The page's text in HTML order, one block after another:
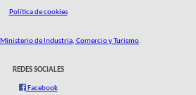
Política de cookies
Ministerio de Industria, Comercio y Turismo.
REDES SOCIALES
Facebook